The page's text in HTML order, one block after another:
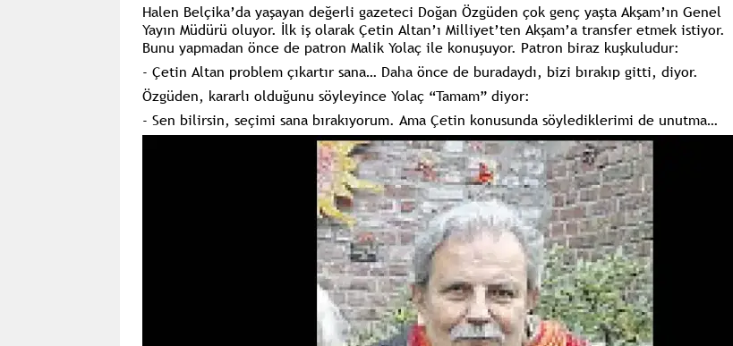
Halen Belçika’da yaşayan değerli gazeteci Doğan Özgüden çok genç yaşta Akşam’ın Genel
Yayın Müdürü oluyor. İlk iş olarak Çetin Altan’ı Milliyet’ten Akşam’a transfer etmek istiyor.
Bunu yapmadan önce de patron Malik Yolaç ile konuşuyor. Patron biraz kuşkuludur:
- Çetin Altan problem çıkartır sana… Daha önce de buradaydı, bizi bırakıp gitti, diyor.
Özgüden, kararlı olduğunu söyleyince Yolaç “Tamam” diyor:
- Sen bilirsin, seçimi sana bırakıyorum. Ama Çetin konusunda söylediklerimi de unutma…